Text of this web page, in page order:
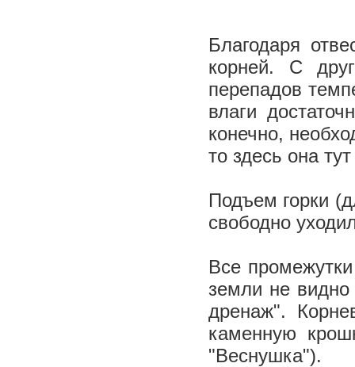
Благодаря
корней. С
перепадов
влаги
конечно,
то здесь она
Подъем горки
свободно
Все
земли не видно
дренаж".
каменную
"Веснушка").